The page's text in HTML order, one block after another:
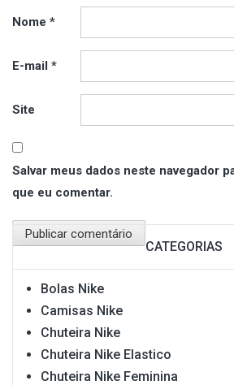
Nome *
E-mail *
Site
Salvar meus dados neste navegador
que eu comentar.
CATEGORIAS
Bolas Nike
Camisas Nike
Chuteira Nike
Chuteira Nike Elastico
Chuteira Nike Feminina